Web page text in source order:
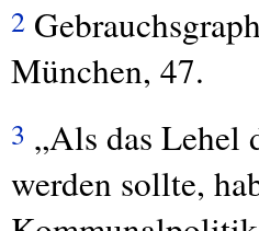
2
München, 47.
3 „Als das Lehel
werden sollte,